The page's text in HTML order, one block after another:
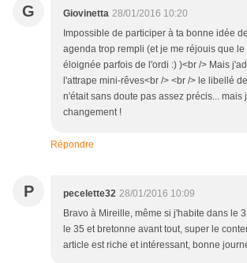
G Giovinetta 28/01/2016 10:20
Impossible de participer à ta bonne idée
agenda trop rempli (et je me réjouis que le
éloignée parfois de l'ordi :) )<br /> Mais
l'attrape mini-rêves<br /> <br /> le libellé
n'était sans doute pas assez précis... mais
changement !
Répondre
P pecelette32 28/01/2016 10:09
Bravo à Mireille, même si j'habite dans le
le 35 et bretonne avant tout, super le
article est riche et intéressant, bonne